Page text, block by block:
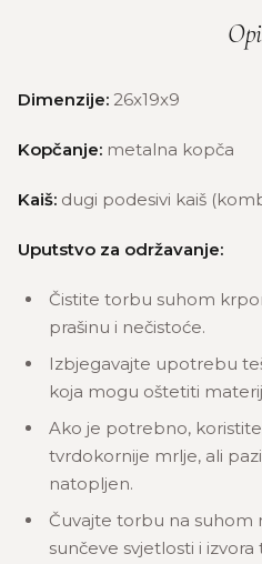
Dimenzije: 26x19x9
Kopčanje: metalna kopča
Kaiš: dugi podesivi kaiš
Uputstvo za održavanje:
Čistite torbu suhom
prašinu i nečistoće.
Izbjegavajte upotrebu
koja mogu oštetiti
Ako je potrebno,
tvrdokornije mrlje, ali
natopljen.
Čuvajte torbu na suhom
sunčeve svjetlosti i